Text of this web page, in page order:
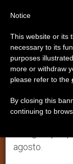
sobre el
al 12 de
Aviso
Del 27 de
anual,
se generan
agosto.
Notice
This website or its
necessary to its
purposes
more or withdraw
please refer to the
By closing this
continuing to